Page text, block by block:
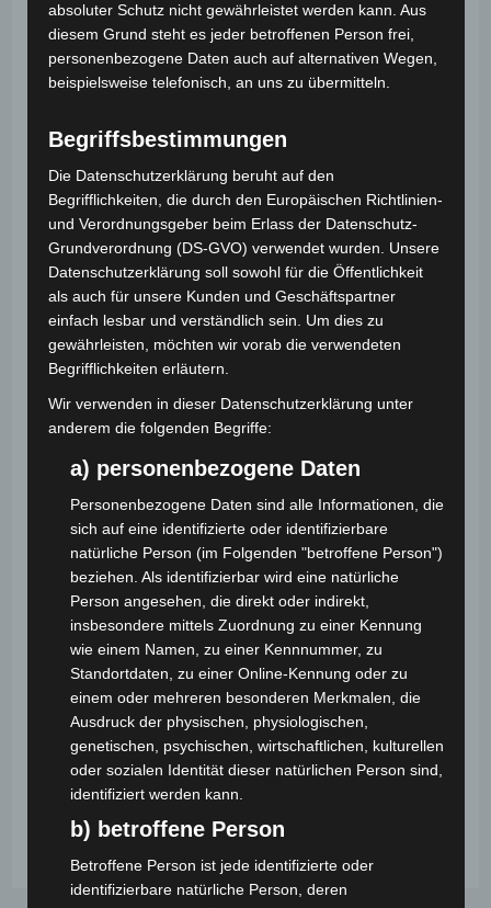
spielerisch freies Sprechen, klare Anweisungen,
Zuhören und Präsentieren vor der Gruppe.
Im Mittelpunkt steht dabei nicht die perfekte
im Mittelpunkt stehen, ohne bloßgestellt zu werden.
Sie erleben: Ich kann etwas zeigen. Ich kann andere
zum Staunen bringen. Ich traue mich. Das stärkt
Selbstvertrauen, Konzentration, Kreativität,
Feinmotorik, Ausdauer und soziale Kompetenzen.
Der Kurs eignet sich gut als kreative Ergänzung zum
Unterricht, für Projekttage, Schwerpunktwochen oder
als besonderes Klassenerlebnis. Je nach Gruppe kann
Sprache, Teamarbeit oder einfach auf dem
gemeinsamen Staunen und Ausprobieren liegen.
gebe regelmäßig Kurse und Workshops für Kinder
und Erwachsene. Dabei ist mir wichtig, dass Kinder
nicht nur „Tricks lernen“, sondern echte
Erfolgserlebnisse haben. Der Kurs ist lebendig,
wertschätzend, praktisch und macht vor allem viel
Spaß.
Kosten pro Klasse / 2 UE:330,- Euro (ggf. zzgl.
Fahrtkosten)
Hinweis: Schulen in Wien können diesen Kurs auch über
Wiener Bildungschancenbuchen!
absoluter Schutz nicht gewährleistet werden kann. Aus
diesem Grund steht es jeder betroffenen Person frei,
personenbezogene Daten auch auf alternativen Wegen,
beispielsweise telefonisch, an uns zu übermitteln.
Begriffsbestimmungen
Die Datenschutzerklärung beruht auf den
Begrifflichkeiten, die durch den Europäischen Richtlinien-
und Verordnungsgeber beim Erlass der Datenschutz-
Grundverordnung (DS-GVO) verwendet wurden. Unsere
Datenschutzerklärung soll sowohl für die Öffentlichkeit
als auch für unsere Kunden und Geschäftspartner
einfach lesbar und verständlich sein. Um dies zu
gewährleisten, möchten wir vorab die verwendeten
Begrifflichkeiten erläutern.
Wir verwenden in dieser Datenschutzerklärung unter
anderem die folgenden Begriffe:
a) personenbezogene Daten
Personenbezogene Daten sind alle Informationen, die
sich auf eine identifizierte oder identifizierbare
natürliche Person (im Folgenden "betroffene Person")
beziehen. Als identifizierbar wird eine natürliche
Person angesehen, die direkt oder indirekt,
insbesondere mittels Zuordnung zu einer Kennung
wie einem Namen, zu einer Kennnummer, zu
Standortdaten, zu einer Online-Kennung oder zu
einem oder mehreren besonderen Merkmalen, die
Ausdruck der physischen, physiologischen,
genetischen, psychischen, wirtschaftlichen, kulturellen
oder sozialen Identität dieser natürlichen Person sind,
identifiziert werden kann.
b) betroffene Person
Betroffene Person ist jede identifizierte oder
identifizierbare natürliche Person, deren